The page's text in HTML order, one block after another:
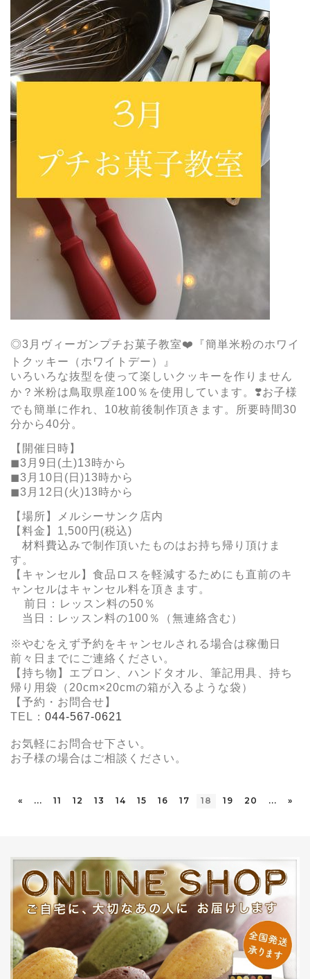
◎3月ヴィーガンプチお菓子教室❤️『簡単米粉のホワイ
トクッキー（ホワイトデー）』
いろいろな抜型を使って楽しいクッキーを作りません
か？米粉は鳥取県産100％を使用しています。❣️お子様
でも簡単に作れ、10枚前後制作頂きます。所要時間30
分から40分。
【開催日時】
◼︎3月9日(土)13時から
◼︎3月10日(日)13時から
◼︎3月12日(火)13時から
【場所】メルシーサンク店内
【料金】1,500円(税込)
材料費込みで制作頂いたものはお持ち帰り頂けま
す。
【キャンセル】食品ロスを軽減するためにも直前のキ
ャンセルはキャンセル料を頂きます。
前日：レッスン料の50％
当日：レッスン料の100％（無連絡含む）
※やむをえず予約をキャンセルされる場合は稼働日
前々日までにご連絡ください。
【持ち物】エプロン、ハンドタオル、筆記用具、持ち
帰り用袋（20cm×20cmの箱が入るような袋）
【予約・お問合せ】
TEL： 044-567-0621
お気軽にお問合せ下さい。
お子様の場合はご相談ください。
« ... 11 12 13 14 15 16 17 18 19 20 ... »